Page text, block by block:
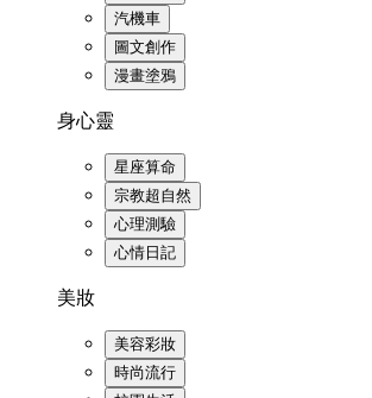
汽機車
圖文創作
漫畫塗鴉
身心靈
星座算命
宗教超自然
心理測驗
心情日記
美妝
美容彩妝
時尚流行